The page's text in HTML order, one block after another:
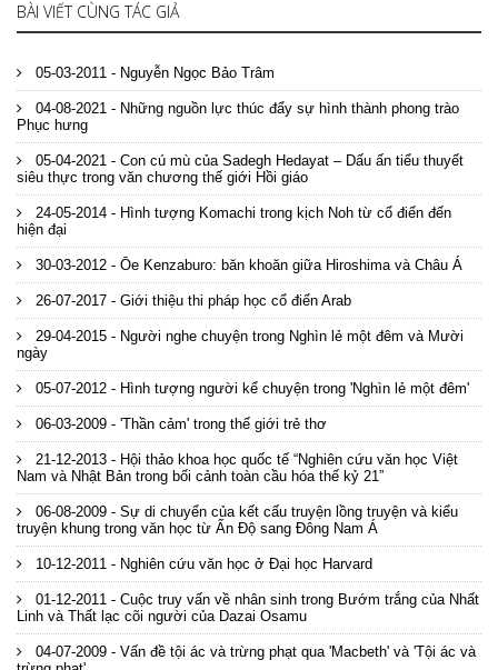
BÀI VIẾT CÙNG TÁC GIẢ
05-03-2011 - Nguyễn Ngọc Bảo Trâm
04-08-2021 - Những nguồn lực thúc đẩy sự hình thành phong trào
Phục hưng
05-04-2021 - Con cú mù của Sadegh Hedayat – Dấu ấn tiểu thuyết
siêu thực trong văn chương thế giới Hồi giáo
24-05-2014 - Hình tượng Komachi trong kịch Noh từ cổ điển đến
hiện đại
30-03-2012 - Ōe Kenzaburo: băn khoăn giữa Hiroshima và Châu Á
26-07-2017 - Giới thiệu thi pháp học cổ điển Arab
29-04-2015 - Người nghe chuyện trong Nghìn lẻ một đêm và Mười
ngày
05-07-2012 - Hình tượng người kể chuyện trong 'Nghìn lẻ một đêm'
06-03-2009 - 'Thần cảm' trong thế giới trẻ thơ
21-12-2013 - Hội thảo khoa học quốc tế “Nghiên cứu văn học Việt
Nam và Nhật Bản trong bối cảnh toàn cầu hóa thế kỷ 21”
06-08-2009 - Sự di chuyển của kết cấu truyện lồng truyện và kiểu
truyện khung trong văn học từ Ấn Độ sang Đông Nam Á
10-12-2011 - Nghiên cứu văn học ở Đại học Harvard
01-12-2011 - Cuộc truy vấn về nhân sinh trong Bướm trắng của Nhất
Linh và Thất lạc cõi người của Dazai Osamu
04-07-2009 - Vấn đề tội ác và trừng phạt qua 'Macbeth' và 'Tội ác và